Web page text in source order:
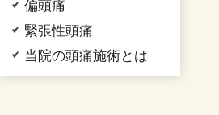
偏頭痛
緊張性頭痛
当院の頭痛施術とは